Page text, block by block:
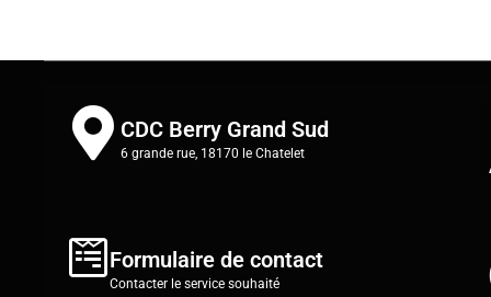
CDC Berry Grand Sud
6 grande rue, 18170 le Chatelet
Formulaire de contact
Contacter le service souhaité